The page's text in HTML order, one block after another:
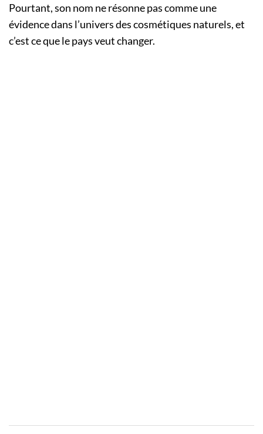
Pourtant, son nom ne résonne pas comme une
évidence dans l’univers des cosmétiques naturels, et
c’est ce que le pays veut changer.